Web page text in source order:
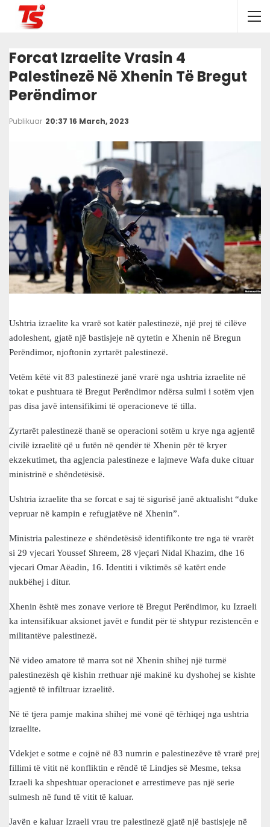
Forcat Izraelite Vrasin 4
Palestinezë Në Xhenin Të Bregut
Perëndimor
Publikuar 20:37 16 March, 2023
Ushtria izraelite ka vrarë sot katër palestinezë, një prej të cilëve
adoleshent, gjatë një bastisjeje në qytetin e Xhenin në Bregun
Perëndimor, njoftonin zyrtarët palestinezë.
Vetëm këtë vit 83 palestinezë janë vrarë nga ushtria izraelite në
tokat e pushtuara të Bregut Perëndimor ndërsa sulmi i sotëm vjen
pas disa javë intensifikimi të operacioneve të tilla.
Zyrtarët palestinezë thanë se operacioni sotëm u krye nga agjentë
civilë izraelitë që u futën në qendër të Xhenin për të kryer
ekzekutimet, tha agjencia palestineze e lajmeve Wafa duke cituar
ministrinë e shëndetësisë.
Ushtria izraelite tha se forcat e saj të sigurisë janë aktualisht “duke
vepruar në kampin e refugjatëve në Xhenin”.
Ministria palestineze e shëndetësisë identifikonte tre nga të vrarët
si 29 vjecari Youssef Shreem, 28 vjeçari Nidal Khazim, dhe 16
vjecari Omar Aëadin, 16. Identiti i viktimës së katërt ende
nukbëhej i ditur.
Xhenin është mes zonave veriore të Bregut Perëndimor, ku Izraeli
ka intensifikuar aksionet javët e fundit për të shtypur rezistencën e
militantëve palestinezë.
Në video amatore të marra sot në Xhenin shihej një turmë
palestinezësh që kishin rrethuar një makinë ku dyshohej se kishte
agjentë të infiltruar izraelitë.
Në të tjera pamje makina shihej më vonë që tërhiqej nga ushtria
izraelite.
Vdekjet e sotme e cojnë në 83 numrin e palestinezëve të vrarë prej
fillimi të vitit në konfliktin e rëndë të Lindjes së Mesme, teksa
Izraeli ka shpeshtuar operacionet e arrestimeve pas një serie
sulmesh në fund të vitit të kaluar.
Javën e kaluar Izraeli vrau tre palestinezë gjatë një bastisjeje në